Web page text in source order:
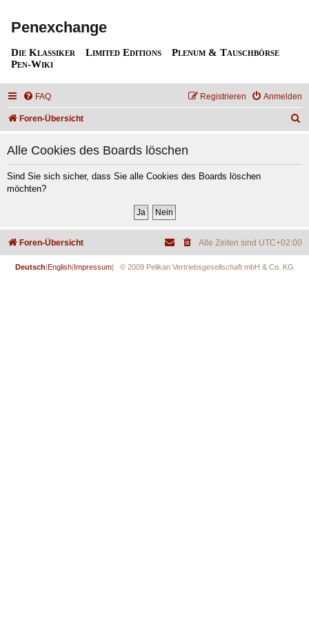
Penexchange
Die Klassiker Limited Editions
Plenum & Tauschbörse
Pen-Wiki
FAQ Anmelden
Registrieren
Foren-Übersicht
Alle Cookies des Boards löschen
Sind Sie sich sicher, dass Sie alle Cookies des Boards löschen
möchten?
Foren-Übersicht Alle Zeiten sind UTC+02:00
Deutsch|English|Impressum| © 2009 Pelikan Vertriebsgesellschaft mbH & Co. KG